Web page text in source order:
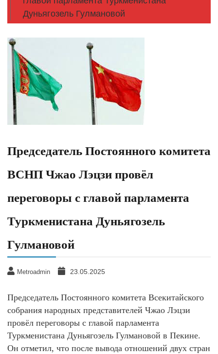
Дуньягозель Гулмановой
Председатель Постоянного комитета
ВСНП Чжао Лэцзи провёл
переговоры с главой парламента
Туркменистана Дуньягозель
Гулмановой
Metroadmin 23.05.2025
Председатель Постоянного комитета Всекитайского
собрания народных представителей Чжао Лэцзи
провёл переговоры с главой парламента
Туркменистана Дуньягозель Гулмановой в Пекине.
Он отметил, что после вывода отношений двух стран